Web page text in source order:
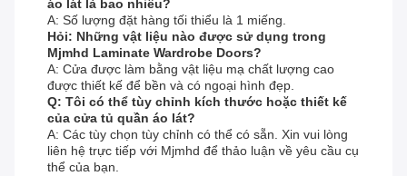
áo lát là bao nhiêu?
A: Số lượng đặt hàng tối thiểu là 1 miếng.
Hỏi: Những vật liệu nào được sử dụng trong
Mjmhd Laminate Wardrobe Doors?
A: Cửa được làm bằng vật liệu mạ chất lượng cao
được thiết kế để bền và có ngoại hình đẹp.
Q: Tôi có thể tùy chỉnh kích thước hoặc thiết kế
của cửa tủ quần áo lát?
A: Các tùy chọn tùy chỉnh có thể có sẵn. Xin vui lòng
liên hệ trực tiếp với Mjmhd để thảo luận về yêu cầu cụ
thể của bạn.